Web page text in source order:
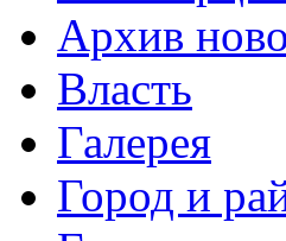
Архив
Власть
Галерея
Город и